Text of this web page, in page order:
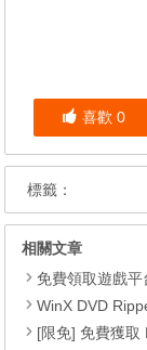
喜歡 0
標籤：
相關文章
免費領取遊戲平台 Steam 多款遊戲，包括《古墓奇兵9（
WinX DVD Ripper
[限免] 免費獲取 PDF